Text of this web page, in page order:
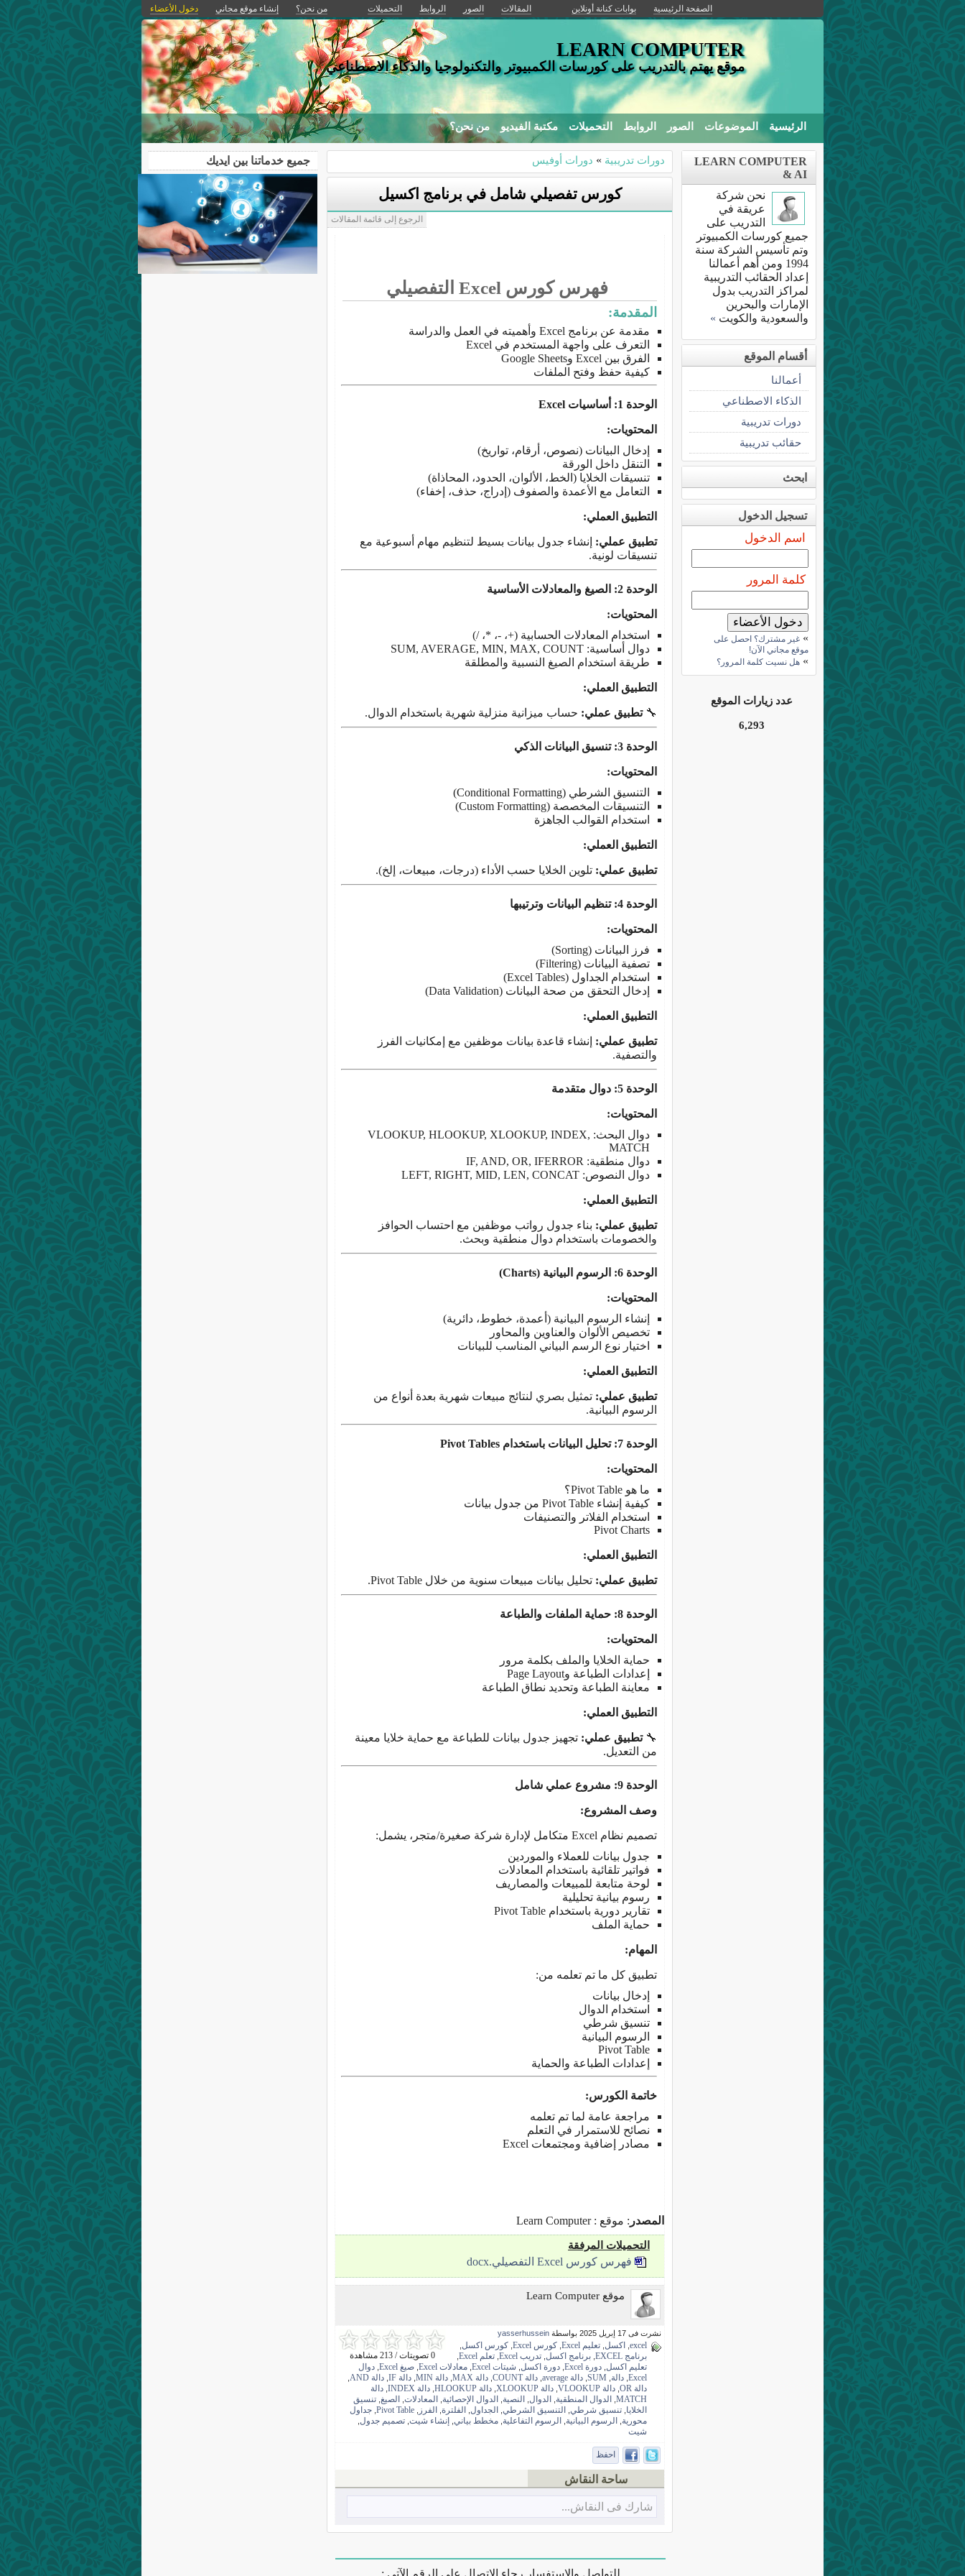
الصفحة الرئيسية بوابات كنانة أونلاين المقالات الصور الروابط التحميلات من نحن؟ إنشاء موقع مجاني دخول الأعضاء
LEARN COMPUTER
موقع يهتم بالتدريب على كورسات الكمبيوتر والتكنولوجيا والذكاء الاصطناعي
الرئيسية الموضوعات الصور الروابط التحميلات مكتبة الفيديو من نحن؟
دورات تدريبية » دورات أوفيس
كورس تفصيلي شامل في برنامج اكسيل
الرجوع إلى قائمة المقالات
فهرس كورس التفصيلي
المقدمة:
مقدمة عن برنامج Excel وأهميته في العمل والدراسة
التعرف على واجهة المستخدم في Excel
الفرق بين Excel وGoogle Sheets
كيفية حفظ وفتح الملفات
الوحدة 1: أساسيات
المحتويات:
إدخال البيانات (نصوص، أرقام، تواريخ)
التنقل داخل الورقة
تنسيقات الخلايا (الخط، الألوان، الحدود، المحاذاة)
التعامل مع الأعمدة والصفوف (إدراج، حذف، إخفاء)
التطبيق العملي:
تطبيق عملي: إنشاء جدول بيانات بسيط لتنظيم مهام أسبوعية مع
تنسيقات لونية.
الوحدة 2: الصيغ والمعادلات الأساسية
المحتويات:
استخدام المعادلات الحسابية (+، -، *، /)
دوال أساسية: SUM, AVERAGE, MIN, MAX, COUNT
طريقة استخدام الصيغ النسبية والمطلقة
التطبيق العملي:
🔧تطبيق عملي: حساب ميزانية منزلية شهرية باستخدام الدوال.
الوحدة 3: تنسيق البيانات الذكي
المحتويات:
التنسيق الشرطي (Conditional Formatting)
التنسيقات المخصصة (Custom Formatting)
استخدام القوالب الجاهزة
التطبيق العملي:
تطبيق عملي: تلوين الخلايا حسب الأداء (درجات، مبيعات، إلخ).
الوحدة 4: تنظيم البيانات وترتيبها
المحتويات:
فرز البيانات (Sorting)
تصفية البيانات (Filtering)
استخدام الجداول (Excel Tables)
إدخال التحقق من صحة البيانات (Data Validation)
التطبيق العملي:
تطبيق عملي: إنشاء قاعدة بيانات موظفين مع إمكانيات الفرز
والتصفية.
الوحدة 5: دوال متقدمة
المحتويات:
دوال البحث: VLOOKUP, HLOOKUP, XLOOKUP, INDEX,
MATCH
دوال منطقية: IF, AND, OR, IFERROR
دوال النصوص: LEFT, RIGHT, MID, LEN, CONCAT
التطبيق العملي:
تطبيق عملي: بناء جدول رواتب موظفين مع احتساب الحوافز
والخصومات باستخدام دوال منطقية وبحث.
الوحدة 6: الرسوم البيانية (Charts)
المحتويات:
إنشاء الرسوم البيانية (أعمدة، خطوط، دائرية)
تخصيص الألوان والعناوين والمحاور
اختيار نوع الرسم البياني المناسب للبيانات
التطبيق العملي:
تطبيق عملي: تمثيل بصري لنتائج مبيعات شهرية بعدة أنواع من
الرسوم البيانية.
الوحدة 7: تحليل البيانات باستخدام
المحتويات:
ما هو Pivot Table؟
كيفية إنشاء Pivot Table من جدول بيانات
استخدام الفلاتر والتصنيفات
Pivot Charts
التطبيق العملي:
تطبيق عملي: تحليل بيانات مبيعات سنوية من خلال Pivot Table.
الوحدة 8: حماية الملفات والطباعة
المحتويات:
حماية الخلايا والملف بكلمة مرور
إعدادات الطباعة وPage Layout
معاينة الطباعة وتحديد نطاق الطباعة
التطبيق العملي:
🔧تطبيق عملي: تجهيز جدول بيانات للطباعة مع حماية خلايا معينة
من التعديل.
الوحدة 9: مشروع عملي شامل
وصف المشروع:
تصميم نظام Excel متكامل لإدارة شركة صغيرة/متجر، يشمل:
جدول بيانات للعملاء والموردين
فواتير تلقائية باستخدام المعادلات
لوحة متابعة للمبيعات والمصاريف
رسوم بيانية تحليلية
تقارير دورية باستخدام Pivot Table
حماية الملف
المهام:
تطبيق كل ما تم تعلمه من:
إدخال بيانات
استخدام الدوال
تنسيق شرطي
الرسوم البيانية
Pivot Table
إعدادات الطباعة والحماية
خاتمة الكورس:
مراجعة عامة لما تم تعلمه
نصائح للاستمرار في التعلم
مصادر إضافية ومجتمعات Excel
المصدر : موقع : Learn Computer
التحميلات المرفقة
فهرس كورس Excel التفصيلي.docx
موقع Learn Computer
0 تصويتات / 213 مشاهدة
نشرت فى 17 إبريل 2025 بواسطة yasserhussein
excel اكسل تعليم Excel كورس Excel كورس اكسل
برنامج EXCEL برنامج اكسل تدريب Excel تعلم Excel
تعليم اكسل دورة Excel دورة اكسل شيتات Excel معادلات Excel صيغ Excel
دوال
Excel دالة SUM دالة average دالة COUNT دالة MAX دالة MIN دالة IF دالة AND
دالة OR دالة VLOOKUP دالة XLOOKUP دالة HLOOKUP دالة INDEX
دالة
MATCH
الدوال المنطقية الدوال النصية الدوال الإحصائية المعادلات الصيغ تنسيق
الخلايا تنسيق شرطي التنسيق الشرطي الجداول الفلترة الفرز Pivot Table جداول
محورية
الرسوم البيانية الرسوم التفاعلية مخطط بياني إنشاء شيت تصميم جدول
شيت
احفظ
ساحة النقاش
شارك فى النقاش...
LEARN COMPUTER
& AI
نحن شركة
عريقة في
التدريب على
جميع كورسات الكمبيوتر
وتم تأسيس الشركة سنة
1994 ومن أهم أعمالنا
إعداد الحقائب التدريبية
لمراكز التدريب بدول
الإمارات والبحرين
والسعودية والكويت »
أقسام الموقع
أعمالنا
الذكاء الاصطناعي
دورات تدريبية
حقائب تدريبية
ابحث
تسجيل الدخول
اسم الدخول
كلمة المرور
» غير مشترك؟ احصل على
موقع مجاني الآن!
» هل نسيت كلمة المرور؟
عدد زيارات الموقع
6,293
جميع خدماتنا بين ايديك
للتواصل والاستفسار رجاء الاتصال على الرقم الآتي :